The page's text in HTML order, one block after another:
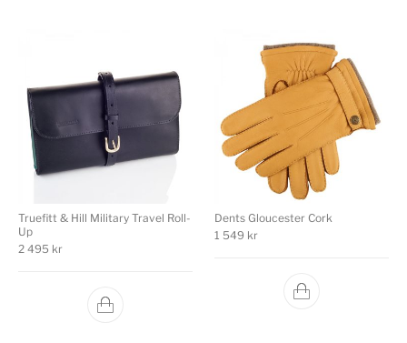
Truefitt & Hill Military Travel Roll-
Up
2 495 kr
Dents Gloucester Cork
1 549 kr